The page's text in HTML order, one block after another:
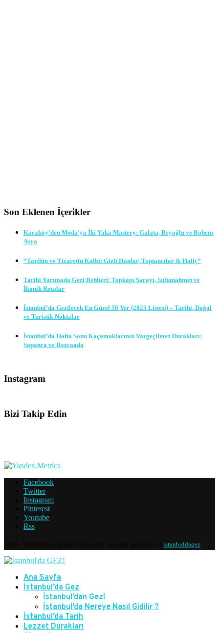
Son Eklenen İçerikler
Karaköy’den Moda’ya İki Yaka Mastery: Galata, Beyoğlu ve Bohem
Asya
“Tarihin ve Ticaretin Kalbi: Gizli Hanlar, Toptancılar & Haliç”
Tarihi Yarımada Gezi Rehberi: Topkapı Sarayı, Sultanahmet ve
İkonik Rotalar
İstanbul’da Gezilecek En Güzel 50 Yer (2025 Listesi) – Tarihi, Doğal
ve Turistik Noktalar
İstanbul’da Hafta Sonu Kaçamaklarının Vazgeçilmez Durakları:
Sapanca ve Bozcaada
Instagram
Bizi Takip Edin
Facebook
Twitter
Instagram
Pinterest
Youtube
Rss
istanbuldagez
Ana Sayfa
İstanbul’da Gez
İstanbul’dan Gez!
İstanbul’da Nereye Nasıl Gidilir ?
İstanbul’da Tarih
Lezzet Durakları